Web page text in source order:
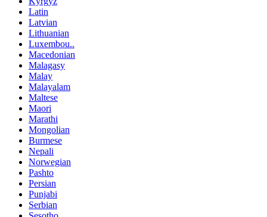
Latin
Latvian
Lithuanian
Luxembou..
Macedonian
Malagasy
Malay
Malayalam
Maltese
Maori
Marathi
Mongolian
Burmese
Nepali
Norwegian
Pashto
Persian
Punjabi
Serbian